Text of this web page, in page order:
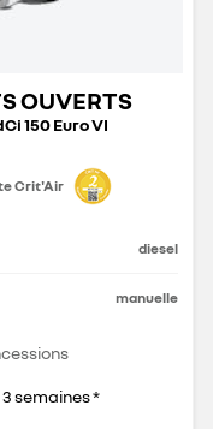
OUVERTS
150 Euro VI
Crit'Air
diesel
manuelle
semaines *